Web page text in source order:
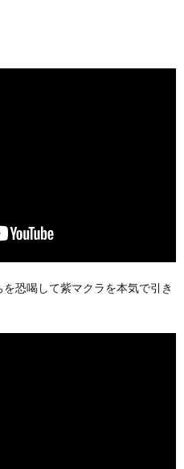
恐喝して紫マクラを本気で引き